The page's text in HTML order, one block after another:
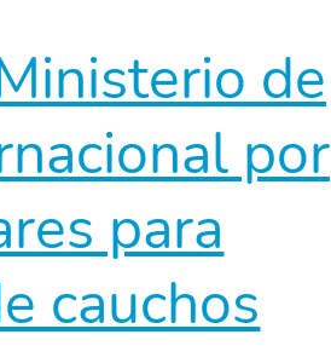
de
por
para
cauchos